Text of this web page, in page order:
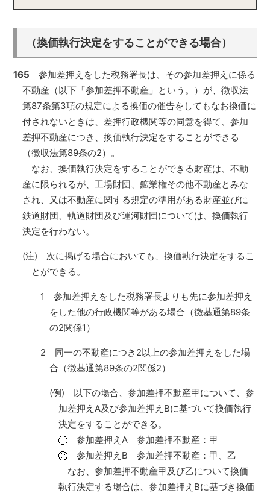
（換価執行決定をすることができる場合）
165 参加差押えをした税務署長は、その参加差押えに係る
不動産（以下「参加差押不動産」という。）が、徴収法
第87条第3項の規定による換価の催告をしてもなお換価に
付されないときは、差押行政機関等の同意を得て、参加
差押不動産につき、換価執行決定をすることができる
（徴収法第89条の2）。
なお、換価執行決定をすることができる財産は、不動
産に限られるが、工場財団、鉱業権その他不動産とみな
され、又は不動産に関する規定の準用がある財産並びに
鉄道財団、軌道財団及び運河財団については、換価執行
決定を行わない。
(注) 次に掲げる場合においても、換価執行決定をするこ
とができる。
1 参加差押えをした税務署長よりも先に参加差押え
をした他の行政機関等がある場合（徴基通第89条
の2関係1）
2 同一の不動産につき2以上の参加差押えをした場
合（徴基通第89条の2関係2）
(例) 以下の場合、参加差押不動産甲について、参
加差押えA及び参加差押えBに基づいて換価執行
決定をすることができる。
参加差押えA 参加差押不動産：甲
参加差押えB 参加差押不動産：甲、乙
なお、参加差押不動産甲及び乙について換価
執行決定する場合は、参加差押えBに基づき換価